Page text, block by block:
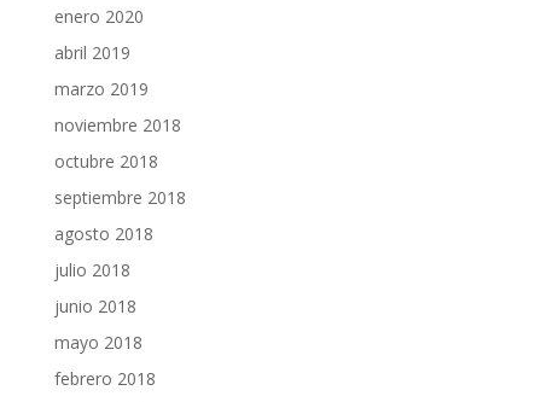
enero 2020
abril 2019
marzo 2019
noviembre 2018
octubre 2018
septiembre 2018
agosto 2018
julio 2018
junio 2018
mayo 2018
febrero 2018